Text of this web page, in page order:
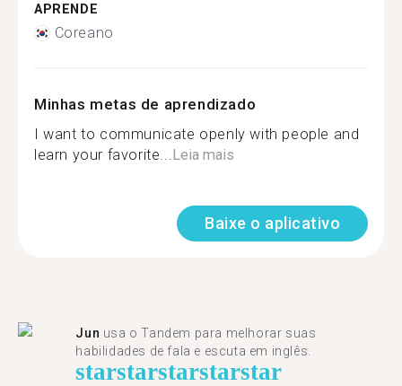
APRENDE
Coreano
Minhas metas de aprendizado
I want to communicate openly with people and
learn your favorite...Leia mais
Baixe o aplicativo
Jun usa o Tandem para melhorar suas
habilidades de fala e escuta em inglês.
starstarstarstarstar